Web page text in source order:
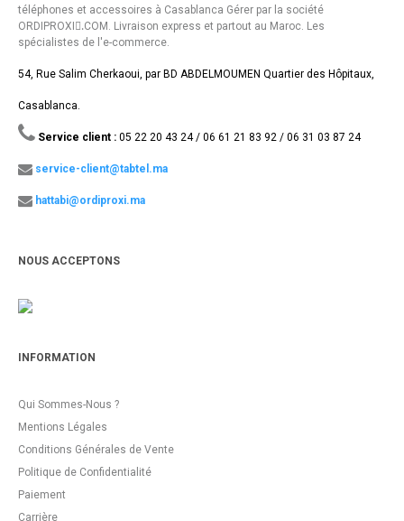
téléphones et accessoires à Casablanca Gérer par la société
ORDIPROXI.ِCOM. Livraison express et partout au Maroc. Les
spécialistes de l'e-commerce.
54, Rue Salim Cherkaoui, par BD ABDELMOUMEN Quartier des Hôpitaux,
Casablanca.
Service client : 05 22 20 43 24 / 06 61 21 83 92 / 06 31 03 87 24
service-client@tabtel.ma
hattabi@ordiproxi.ma
NOUS ACCEPTONS
INFORMATION
Qui Sommes-Nous ?
Mentions Légales
Conditions Générales de Vente
Politique de Confidentialité
Paiement
Carrière